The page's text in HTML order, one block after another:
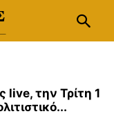
live, την Τρίτη 1